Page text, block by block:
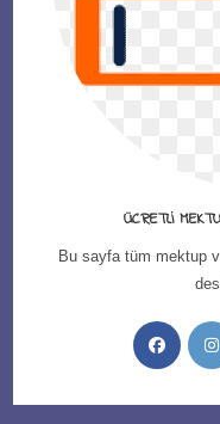
ÜCRETLI
Bu sayfa tüm mektup
in